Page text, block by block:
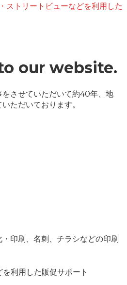
トリートビューなどを利用した
our website.
させていただいて約40年、地
ただいております。
・印刷、名刺、チラシなどの印刷
利用した販促サポート